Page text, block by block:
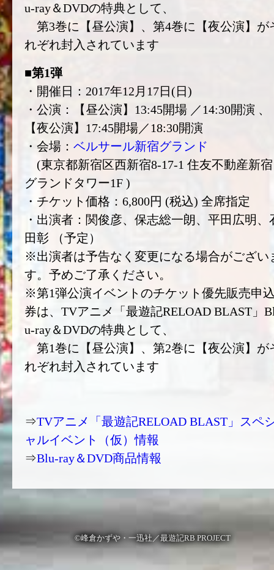
u-ray＆DVDの特典として、
第3巻に【昼公演】、第4巻に【夜公演】が
れぞれ封入されています
■第1弾
・開催日：2017年12月17日(日)
・公演：【昼公演】13:45開場 ／14:30開演 、
【夜公演】17:45開場／18:30開演
・会場： ベルサール新宿グランド
(東京都新宿区西新宿8-17-1 住友不動産新宿
グランドタワー1F )
・チケット価格：6,800円 (税込) 全席指定
・出演者：関俊彦、保志総一朗、平田広明、
田彰 （予定）
※出演者は予告なく変更になる場合がござい
す。予めご了承ください。
※第1弾公演イベントのチケット優先販売申
券は、TVアニメ「最遊記RELOAD BLAST」
u-ray＆DVDの特典として、
第1巻に【昼公演】、第2巻に【夜公演】が
れぞれ封入されています
⇒TVアニメ「最遊記RELOAD BLAST」スペ
ャルイベント（仮）情報
⇒Blu-ray＆DVD商品情報
©峰倉かずや・一迅社／最遊記RB PROJECT